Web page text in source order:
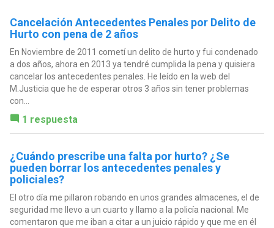
Cancelación Antecedentes Penales por Delito de
Hurto con pena de 2 años
En Noviembre de 2011 cometí un delito de hurto y fui condenado
a dos años, ahora en 2013 ya tendré cumplida la pena y quisiera
cancelar los antecedentes penales. He leído en la web del
M.Justicia que he de esperar otros 3 años sin tener problemas
con...
1 respuesta
¿Cuándo prescribe una falta por hurto? ¿Se
pueden borrar los antecedentes penales y
policiales?
El otro día me pillaron robando en unos grandes almacenes, el de
seguridad me llevo a un cuarto y llamo a la policía nacional. Me
comentaron que me iban a citar a un juicio rápido y que me en él